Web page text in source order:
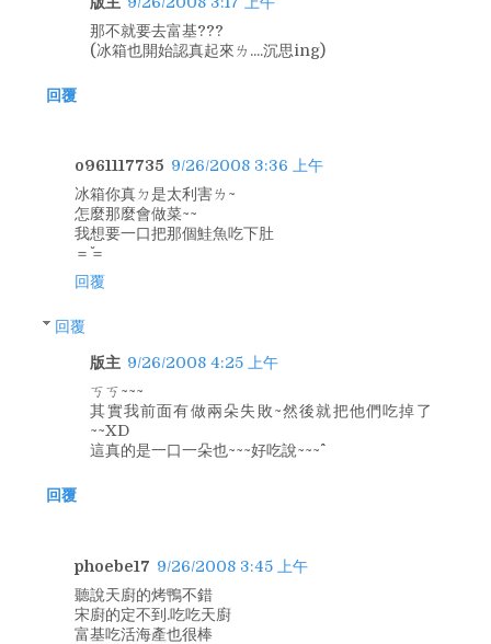
那不就要去富基???
(冰箱也開始認真起來ㄌ....沉思ing)
回覆
o961117735 9/26/2008 3:36 上午
冰箱你真ㄉ是太利害ㄌ~
怎麼那麼會做菜~~
我想要一口把那個鮭魚吃下肚
＝ˇ＝
回覆
回覆
版主 9/26/2008 4:25 上午
ㄎㄎ~~~
其實我前面有做兩朵失敗~然後就把他們吃掉了
~~XD
這真的是一口一朵也~~~好吃說~~~^^
回覆
phoebe17 9/26/2008 3:45 上午
聽說天廚的烤鴨不錯
宋廚的定不到.吃吃天廚
富基吃活海產也很棒